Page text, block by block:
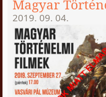
Magyar
2019. 09. 04.